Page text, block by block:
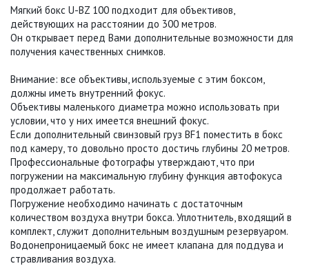
Мягкий бокс U-BZ 100 подходит для объективов,
действующих на расстоянии до 300 метров.
Он открывает перед Вами дополнительные возможности для
получения качественных снимков.
Внимание: все объективы, используемые с этим боксом,
должны иметь внутренний фокус.
Объективы маленького диаметра можно использовать при
условии, что у них имеется внешний фокус.
Если дополнительный свинзовый груз BF1 поместить в бокс
под камеру, то довольно просто достичь глубины 20 метров.
Профессиональные фотографы утверждают, что при
погружении на максимальную глубину функция автофокуса
продолжает работать.
Погружение необходимо начинать с достаточным
количеством воздуха внутри бокса. Уплотнитель, входящий в
комплект, служит дополнительным воздушным резервуаром.
Водонепроницаемый бокс не имеет клапана для поддува и
стравливания воздуха.